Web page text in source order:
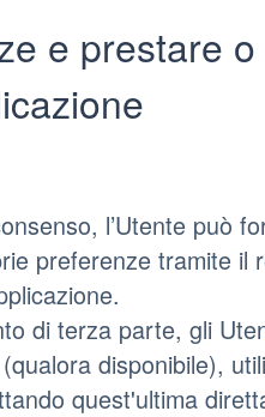
e prestare
l’Utente può
preferenze tramite il
di terza parte, gli
disponibile),
quest'ultima